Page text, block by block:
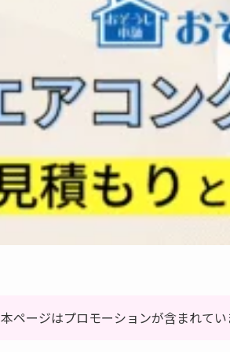
本ページはプロモーションが含まれてい